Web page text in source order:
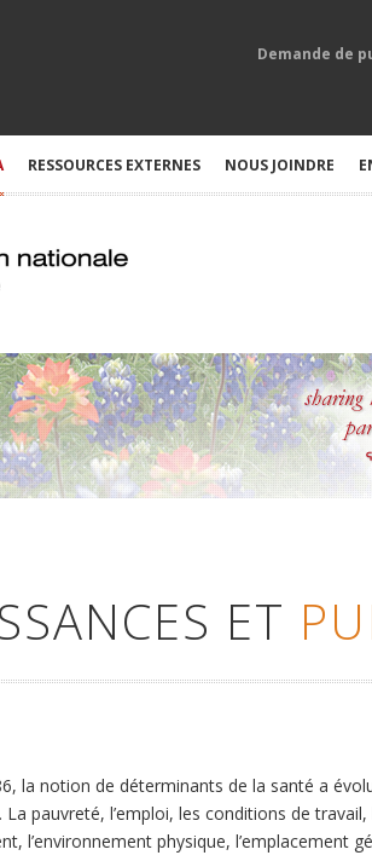
Demande de
RESSOURCES EXTERNES NOUS JOINDRE
ET
la notion de déterminants de la santé a
pauvreté, l’emploi, les conditions de
l’environnement physique, l’emplacement